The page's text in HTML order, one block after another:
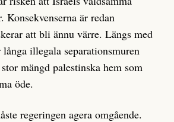
Konsekvenserna är redan
att bli ännu värre. Längs med
illegala separationsmuren
mängd palestinska hem som
öde.
regeringen agera omgående.